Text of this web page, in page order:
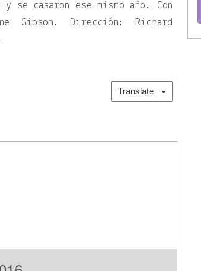
casaron ese mismo año. Con
Gibson. Dirección: Richard
Translate